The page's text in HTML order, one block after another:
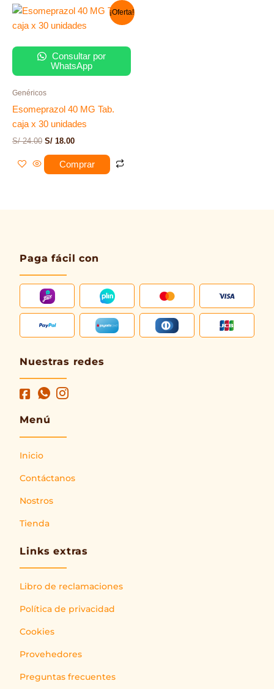
¡Oferta!
Consultar por
WhatsApp
Genéricos
Esomeprazol 40 MG Tab.
caja x 30 unidades
S/24.00
El
precio
original
S/ 18.00
El
actual
Comprar
Paga fácil con
Nuestras redes
Menú
Inicio
Contáctanos
Nostros
Tienda
Links extras
Libro de reclamaciones
Política de privacidad
Cookies
Provehedores
Preguntas frecuentes